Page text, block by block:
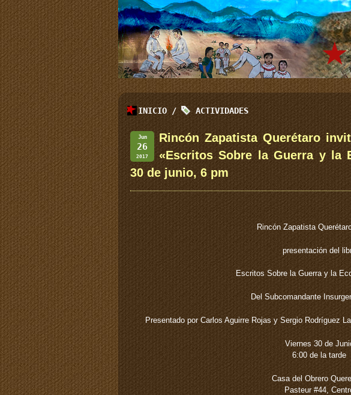
INICIO / ACTIVIDADES
Jun
26
2017
Rincón Zapatista Querétaro
«Escritos Sobre la Guerra y la
30 de junio, 6 pm
Rincón Zapatista
presentación del
Escritos Sobre la Guerra y la
Del Subcomandante
Presentado por Carlos Aguirre Rojas y Sergio Rodríguez
Viernes 30 de
6:00 de la tarde
Casa del Obrero
Pasteur #44,